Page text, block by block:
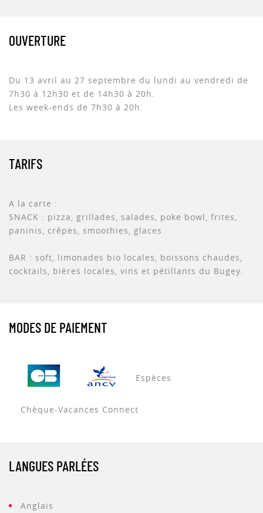
OUVERTURE
Du 13 avril au 27 septembre du lundi au vendredi de
7h30 à 12h30 et de 14h30 à 20h.
Les week-ends de 7h30 à 20h.
TARIFS
A la carte :
SNACK : pizza, grillades, salades, poke bowl, frites,
paninis, crêpes, smoothies, glaces
BAR : soft, limonades bio locales, boissons chaudes,
cocktails, bières locales, vins et pétillants du Bugey.
MODES DE PAIEMENT
Espèces
Chèque-Vacances Connect
LANGUES PARLÉES
Anglais